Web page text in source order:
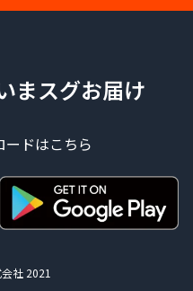
まスグお届け
ードはこちら
社 2021